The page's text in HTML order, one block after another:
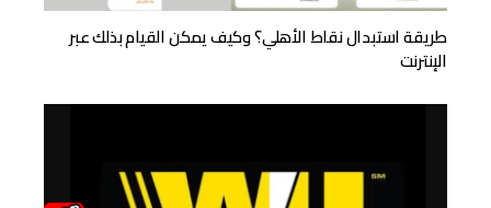
طريقة استبدال نقاط الأهلي؟ وكيف يمكن القيام بذلك عبر
الإنترنت